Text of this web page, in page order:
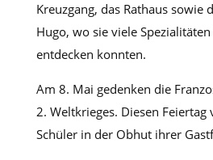
Kreuzgang, das Rathaus sowie
Hugo, wo sie viele
entdecken konnten.
Am 8. Mai gedenken die
2. Weltkrieges. Diesen Feiertag
Schüler in der Obhut ihrer